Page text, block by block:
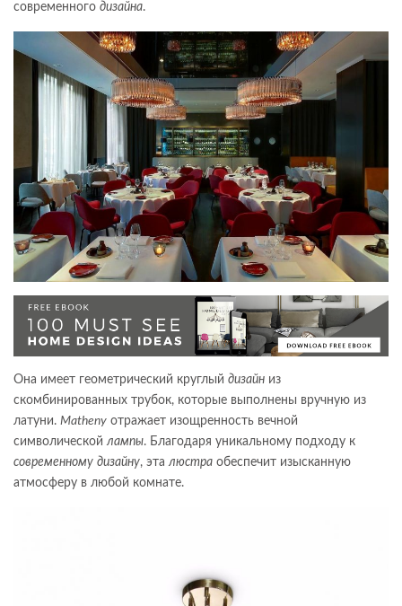
современного дизайна.
Она имеет геометрический круглый дизайн из
скомбинированных трубок, которые выполнены вручную из
латуни. Matheny отражает изощренность вечной
символической лампы. Благодаря уникальному подходу к
современному дизайну, эта люстра обеспечит изысканную
атмосферу в любой комнате.